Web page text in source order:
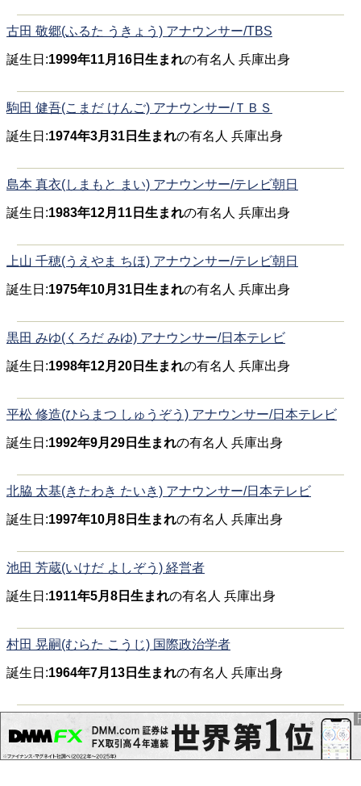
古田 敬郷(ふるた うきょう) アナウンサー/TBS
誕生日:1999年11月16日生まれの有名人 兵庫出身
駒田 健吾(こまだ けんご) アナウンサー/ＴＢＳ
誕生日:1974年3月31日生まれの有名人 兵庫出身
島本 真衣(しまもと まい) アナウンサー/テレビ朝日
誕生日:1983年12月11日生まれの有名人 兵庫出身
上山 千穂(うえやま ちほ) アナウンサー/テレビ朝日
誕生日:1975年10月31日生まれの有名人 兵庫出身
黒田 みゆ(くろだ みゆ) アナウンサー/日本テレビ
誕生日:1998年12月20日生まれの有名人 兵庫出身
平松 修造(ひらまつ しゅうぞう) アナウンサー/日本テレビ
誕生日:1992年9月29日生まれの有名人 兵庫出身
北脇 太基(きたわき たいき) アナウンサー/日本テレビ
誕生日:1997年10月8日生まれの有名人 兵庫出身
池田 芳蔵(いけだ よしぞう) 経営者
誕生日:1911年5月8日生まれの有名人 兵庫出身
村田 晃嗣(むらた こうじ) 国際政治学者
誕生日:1964年7月13日生まれの有名人 兵庫出身